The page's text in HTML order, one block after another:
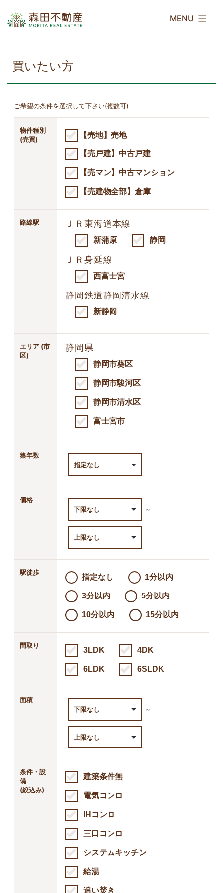
田
産買いたい方
ご希望の条件を選択して下さい(複数可)
物件種別
(売買)
【売地】売地
【売戸建】中古戸建
【売マン】中古マンション
【売建物全部】倉庫
路線駅 ＪＲ東海道本線
新蒲原 静岡
ＪＲ身延線
西富士宮
静岡鉄道静岡清水線
新静岡
エリア (市
区)
静岡県
静岡市葵区
静岡市駿河区
静岡市清水区
富士宮市
築年数
価格
～
駅徒歩
指定なし 1分以内
3分以内 5分以内
10分以内 15分以内
間取り
3LDK 4DK
6LDK 6SLDK
面積
～
条件・設
備
(絞込み)
建築条件無
電気コンロ
IHコンロ
三口コンロ
システムキッチン
給湯
追い焚き